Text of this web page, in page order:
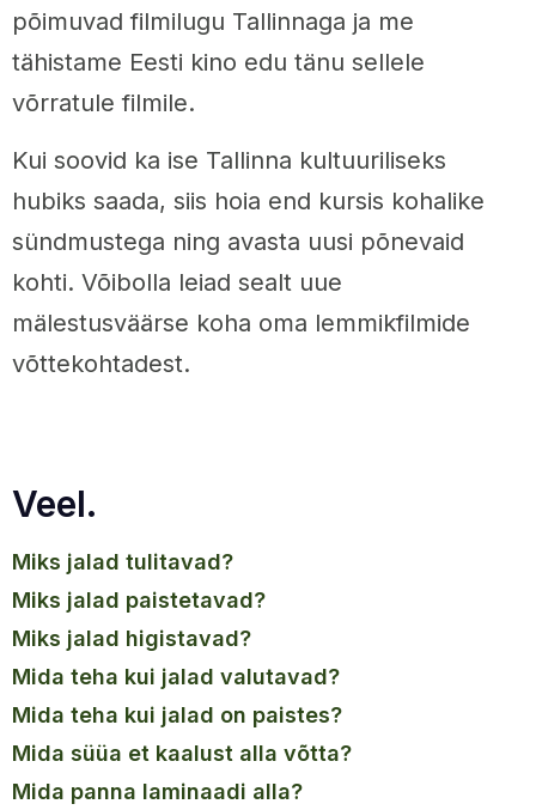
põimuvad filmilugu Tallinnaga ja me
tähistame Eesti kino edu tänu sellele
võrratule filmile.
Kui soovid ka ise Tallinna kultuuriliseks
hubiks saada, siis hoia end kursis kohalike
sündmustega ning avasta uusi põnevaid
kohti. Võibolla leiad sealt uue
mälestusväärse koha oma lemmikfilmide
võttekohtadest.
Veel.
miks jalad tulitavad?
miks jalad paistetavad?
miks jalad higistavad?
mida teha kui jalad valutavad?
mida teha kui jalad on paistes?
mida süüa et kaalust alla võtta?
mida panna laminaadi alla?